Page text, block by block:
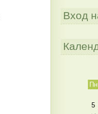
Вход
Пн
5